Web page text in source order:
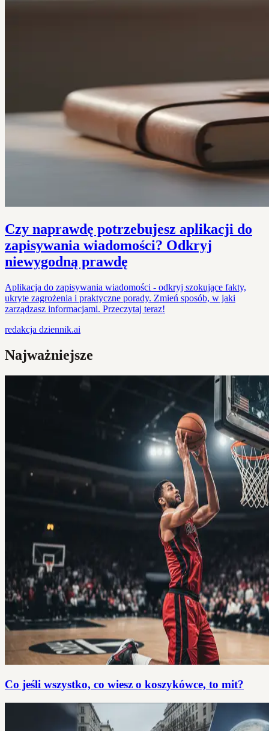
Czy naprawdę potrzebujesz aplikacji do
zapisywania wiadomości? Odkryj
niewygodną prawdę
Aplikacja do zapisywania wiadomości - odkryj szokujące fakty,
ukryte zagrożenia i praktyczne porady. Zmień sposób, w jaki
zarządzasz informacjami. Przeczytaj teraz!
redakcja dziennik.ai
Najważniejsze
Co jeśli wszystko, co wiesz o koszykówce, to mit?